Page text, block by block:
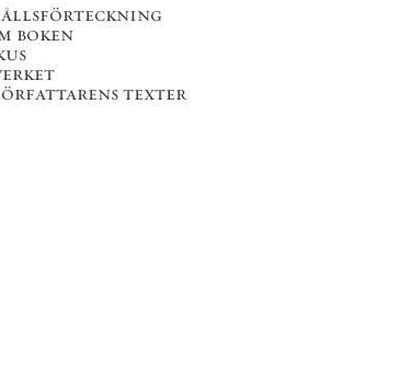
boken
texter